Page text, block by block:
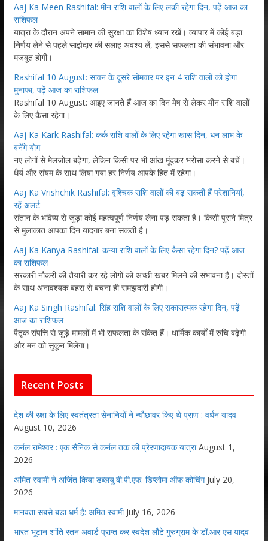
Aaj Ka Meen Rashifal: मीन राशि वालों के लिए लकी रहेगा दिन, पढ़ें आज का
राशिफल
यात्रा के दौरान अपने सामान की सुरक्षा का विशेष ध्यान रखें। व्यापार में कोई बड़ा
निर्णय लेने से पहले साझेदार की सलाह अवश्य लें, इससे सफलता की संभावना और
मजबूत होगी।
Rashifal 10 August: सावन के दूसरे सोमवार पर इन 4 राशि वालों को होगा
मुनाफा, पढ़ें आज का राशिफल
Rashifal 10 August: आइए जानते हैं आज का दिन मेष से लेकर मीन राशि वालों
के लिए कैसा रहेगा।
Aaj Ka Kark Rashifal: कर्क राशि वालों के लिए रहेगा खास दिन, धन लाभ के
बनेंगे योग
नए लोगों से मेलजोल बढ़ेगा, लेकिन किसी पर भी आंख मूंदकर भरोसा करने से बचें।
धैर्य और संयम के साथ लिया गया हर निर्णय आपके हित में रहेगा।
Aaj Ka Vrishchik Rashifal: वृश्चिक राशि वालों की बढ़ सकती हैं परेशानियां,
रहें अलर्ट
संतान के भविष्य से जुड़ा कोई महत्वपूर्ण निर्णय लेना पड़ सकता है। किसी पुराने मित्र
से मुलाकात आपका दिन यादगार बना सकती है।
Aaj Ka Kanya Rashifal: कन्या राशि वालों के लिए कैसा रहेगा दिन? पढ़ें आज
का राशिफल
सरकारी नौकरी की तैयारी कर रहे लोगों को अच्छी खबर मिलने की संभावना है। दोस्तों
के साथ अनावश्यक बहस से बचना ही समझदारी होगी।
Aaj Ka Singh Rashifal: सिंह राशि वालों के लिए सकारात्मक रहेगा दिन, पढ़ें
आज का राशिफल
पैतृक संपत्ति से जुड़े मामलों में भी सफलता के संकेत हैं। धार्मिक कार्यों में रुचि बढ़ेगी
और मन को सुकून मिलेगा।
Recent Posts
देश की रक्षा के लिए स्वतंत्रता सेनानियों ने न्यौछावर किए थे प्राण : वर्धन यादव
August 10, 2026
कर्नल रामेश्वर : एक सैनिक से कर्नल तक की प्रेरणादायक यात्रा August 1,
2026
अमित स्वामी ने अर्जित किया डब्लयू.बी.पी.एफ. डिप्लोमा ऑफ कोचिंग July 20,
2026
मानवता सबसे बड़ा धर्म है: अमित स्वामी July 16, 2026
भारत भूटान शांति रतन अवार्ड प्राप्त कर स्वदेश लौटे गुरुग्राम के डॉ.आर एस यादव